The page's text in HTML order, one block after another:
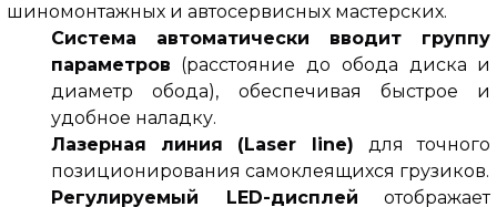
шиномонтажных и автосервисных мастерских.
Система автоматически вводит группу
параметров (расстояние до обода диска и
диаметр обода), обеспечивая быстрое и
удобное наладку.
Лазерная линия (Laser line) для точного
позиционирования самоклеящихся грузиков.
Регулируемый LED-дисплей отображает